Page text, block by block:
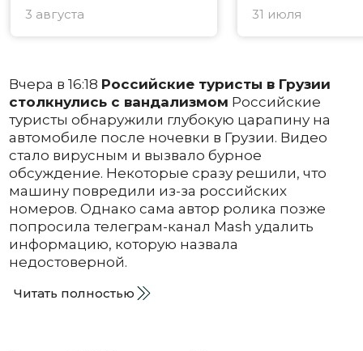
3 августа 31 июля
Вчера в 16:18 Российские туристы в Грузии
столкнулись с вандализмом Российские
туристы обнаружили глубокую царапину на
автомобиле после ночевки в Грузии. Видео
стало вирусным и вызвало бурное
обсуждение. Некоторые сразу решили, что
машину повредили из-за российских
номеров. Однако сама автор ролика позже
попросила телеграм-канал Mash удалить
информацию, которую назвала
недостоверной.
Читать полностью